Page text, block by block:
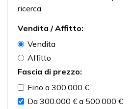
ricerca
Vendita / Affitto:
Vendita
Affitto
Fascia di prezzo:
Fino a 300.000 €
Da 300.000 € a 500.000 €